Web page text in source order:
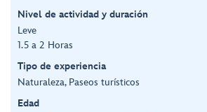
Nivel de actividad y duración
Leve
1.5 a 2 Horas
Tipo de experiencia
Naturaleza, Paseos turísticos
Edad